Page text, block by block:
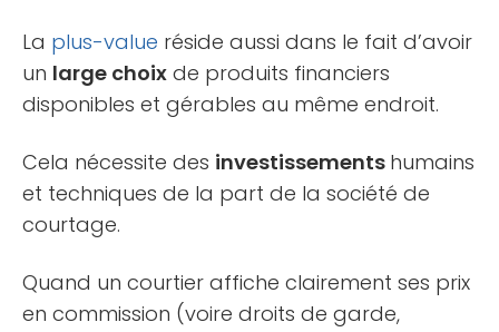
La plus-value réside aussi dans le fait d’avoir
un large choix de produits financiers
disponibles et gérables au même endroit.
Cela nécessite des investissements humains
et techniques de la part de la société de
courtage.
Quand un courtier affiche clairement ses prix
en commission (voire droits de garde,